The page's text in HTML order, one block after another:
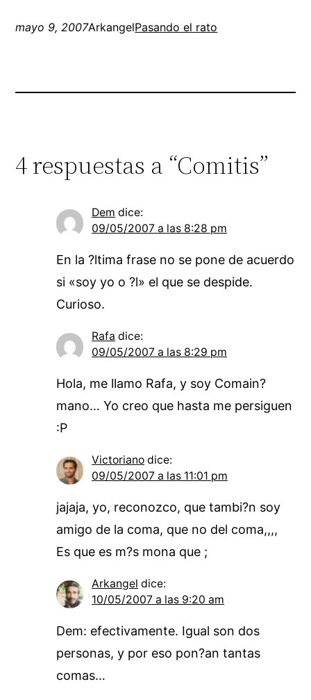
mayo 9, 2007ArkangelPasando el rato
4 respuestas a “Comitis”
Dem dice:
09/05/2007 a las 8:28 pm
En la ?ltima frase no se pone de acuerdo
si «soy yo o ?l» el que se despide.
Curioso.
Rafa dice:
09/05/2007 a las 8:29 pm
Hola, me llamo Rafa, y soy Comain?
mano… Yo creo que hasta me persiguen
:P
Victoriano dice:
09/05/2007 a las 11:01 pm
jajaja, yo, reconozco, que tambi?n soy
amigo de la coma, que no del coma,,,,
Es que es m?s mona que ;
Arkangel dice:
10/05/2007 a las 9:20 am
Dem: efectivamente. Igual son dos
personas, y por eso pon?an tantas
comas…